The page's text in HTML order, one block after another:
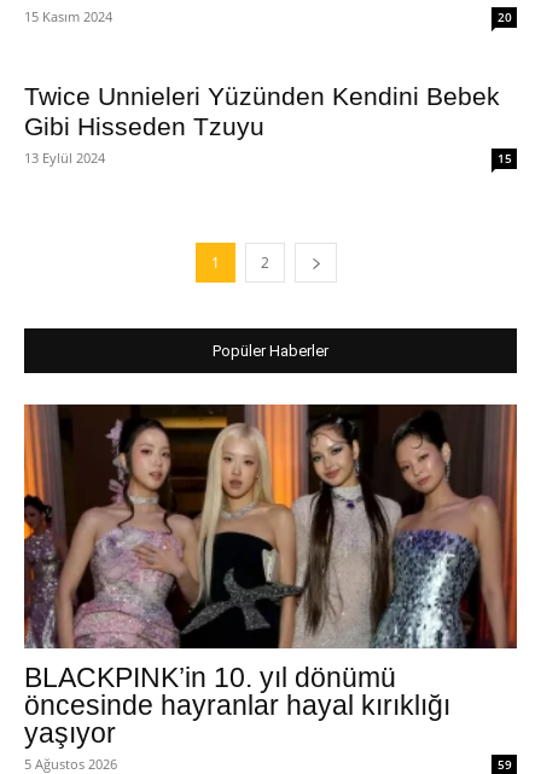
15 Kasım 2024 20
Twice Unnieleri Yüzünden Kendini Bebek
Gibi Hisseden Tzuyu
13 Eylül 2024 15
1 2
Popüler Haberler
BLACKPINK’in 10. yıl dönümü
öncesinde hayranlar hayal kırıklığı
yaşıyor
5 Ağustos 2026 59